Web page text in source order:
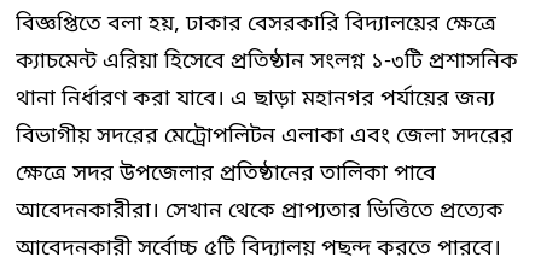
বিজ্ঞপ্তিতে বলা হয়, ঢাকার বেসরকারি বিদ্যালয়ের ক্ষেত্রে
ক্যাচমেন্ট এরিয়া হিসেবে প্রতিষ্ঠান সংলগ্ন ১-৩টি প্রশাসনিক
থানা নির্ধারণ করা যাবে। এ ছাড়া মহানগর পর্যায়ের জন্য
বিভাগীয় সদরের মেট্রোপলিটন এলাকা এবং জেলা সদরের
ক্ষেত্রে সদর উপজেলার প্রতিষ্ঠানের তালিকা পাবে
আবেদনকারীরা। সেখান থেকে প্রাপ্যতার ভিত্তিতে প্রত্যেক
আবেদনকারী সর্বোচ্চ ৫টি বিদ্যালয় পছন্দ করতে পারবে।